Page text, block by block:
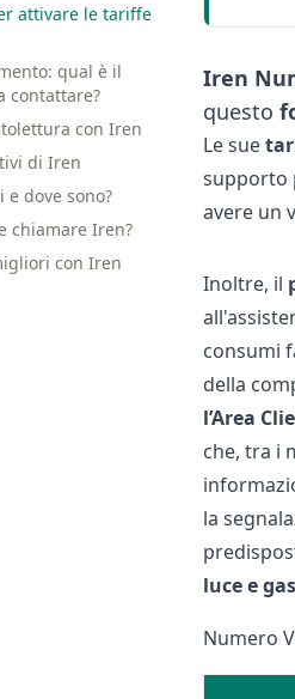
attivare le tariffe
qual è il
contattare?
con Iren
di Iren
dove sono?
chiamare Iren?
con Iren
Iren
questo
Le sue
supporto
avere un
Inoltre, il
consumi
della
l’Area
che, tra i
la
luce e
Numero